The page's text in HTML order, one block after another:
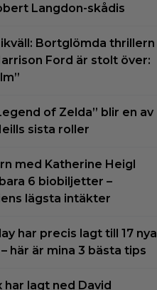
Langdon-skådis
ikväll: Bortglömda thrillern
Ford är stolt över:
of Zelda” blir en av
sista roller
med Katherine Heigl
6 biobiljetter –
lägsta intäkter
har precis lagt till 17 nya
här är mina 3 bästa tips
har lagt ned David